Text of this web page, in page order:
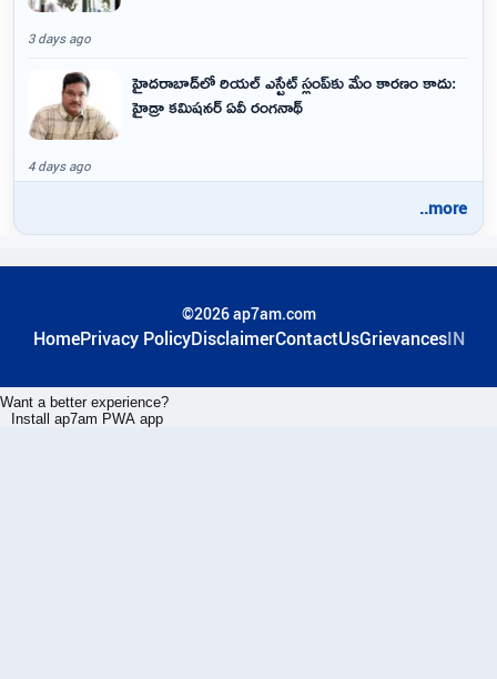
3 days ago
హైదరాబాద్‌లో రియల్ ఎస్టేట్ స్లంప్‌కు మేం కారణం కాదు:
హైడ్రా కమిషనర్ ఏవీ రంగనాథ్
4 days ago
..more
©2026 ap7am.com
HomePrivacy PolicyDisclaimerContactUsGrievancesIN
Want a better experience?
Install ap7am PWA app